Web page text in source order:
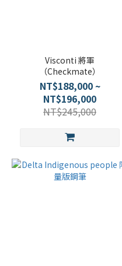
Visconti 將軍
（Checkmate）
NT$188,000 ~
NT$196,000
NT$245,000